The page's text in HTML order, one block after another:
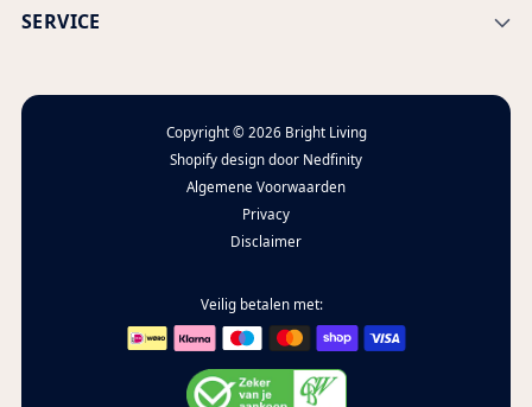
SERVICE
Copyright © 2026 Bright Living
Shopify design door Nedfinity
Algemene Voorwaarden
Privacy
Disclaimer
Veilig betalen met: